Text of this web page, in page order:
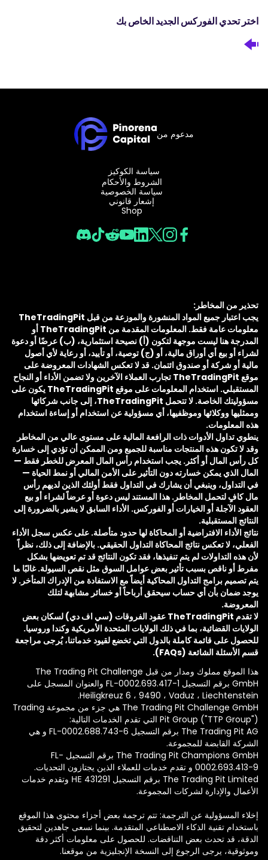
اختر تحدي الفوركس الجديد الخاص بك
مدعوم من
سياسة الكوكيز
الشروط والأحكام
سياسة الخصوصية
إشعار قانوني
Shop
تحذير من المخاطر:
يجب اعتبار جميع المواد المنشورة والموزعة من قبل TheTradingPit
معلومات عامة فقط. المعلومات المقدمة من TheTradingPit أو
المدرجة هنا ليست موجهة لتكون (أ) نصيحة استثمارية، (ب) عرضًا أو دعوة
لشراء أو بيع أي أوراق مالية، أو (ج) توصية، أو تأييد، أو رعاية لأي أصول
مالية أو شركة أو صندوق ائتمان. قد لا تعكس الشهادات المعروضة على
موقع TheTradingPit تجارب العملاء الآخرين ولا تضمن الأداء أو النجاح
المستقبلي. استخدام المعلومات على موقع TheTradingPit يكون على
مسؤوليتك الخاصة. لا تتحمل TheTradingPit، إلى جانب شركائها
وممثليها ووكلائها وموظفيها، أي مسؤولية عن استخدام أو إساءة استخدام
هذه المعلومات.
ينطوي تداول الأدوات ذات الرافعة المالية على مستوى عالي من المخاطر
وقد لا تكون هذه المنتجات مناسبة للجميع ومن الممكن أن تؤدي إلى خسارة
كل رأس المال أو أكثر. يجب استخدام رأس المال المعرض للخطر فقط —
المال الذي يمكن خسارته دون التأثير على الأمن المالي أو نمط الحياة —
في التداول، وينبغي أن يشارك في التداول فقط أولئك الذين لديهم رأس
مال كافٍ لتحمل المخاطر. هذا المستند ليس دعوة أو عرضاً لشراء أو بيع
العقود الآجلة أو الخيارات أو الفوركس. الأداء السابق لا يشير بالضرورة إلى
النتائج المستقبلية.
نتائج الأداء الافتراضية أو المحاكاة لها حدود متأصلة. على عكس سجل الأداء
الفعلي، لا تعكس نتائج المحاكاة التداول الحقيقي. بالإضافة إلى ذلك، نظراً
لأن هذه التداولات لم يتم تنفيذها، فقد تكون النتائج قد تم تعويضها بشكل
مفرط أو ناقص بسبب تأثير بعض عوامل السوق مثل نقص السيولة. غالبًا ما
يتم تصميم برامج التداول المحاكية أيضاً مع الاستفادة من الإدراك المتأخر. لا
يوجد ضمان بأن أي حساب سيحقق أرباحاً أو خسائر مشابهة لتلك
المعروضة.
لا تقدم TheTradingPit عقود الفروقات (سي اف دي) لسكان بعض
الولايات القضائية، بما في ذلك الولايات المتحدة الأمريكية وكندا وروسيا.
للحصول على قائمة كاملة بالدول التي تخضع لقيود خدماتنا، يُرجى مراجعة
قسم الأسئلة الشائعة (FAQs).
هذا الموقع مملوك ومدار من قبل The Trading Pit Challenge
GmbH برقم التسجيل FL-0002.693.417-1 والعنوان المسجل على
Heiligkreuz 6 ، 9490 ، Vaduz ، Liechtenstein.
The Trading Pit Challenge GmbH هي جزء من مجموعة Trading
Pit Group ("TTP Group") التي تقدم الخدمات التالية:
The Trading Pit AG برقم التسجيل FL-0002.688.743-6 و هي
الشركة القابضة للمجموعة.
The Trading Pit Champions GmbH برقم التسجيل FL-
0002.693.413-9 و تقدم خدمات للعملاء الذين يجتازون التحديات.
The Trading Pit Limited برقم التسجيل ΗΕ 431291 وتقدم خدمات
الأعمال والإدارة لشركات المجموعة.
إخلاء المسؤولية عن الترجمة: تتم ترجمة بعض أجزاء محتوى هذا الموقع
باستخدام تقنية الذكاء الاصطناعي المتقدمة. بينما نسعى جاهدين لتحقيق
الدقة، قد تحدث بعض التناقضات. للحصول على معلومات أكثر دقة
وموثوقية، يرجى الرجوع إلى النسخة الإنجليزية من موقعنا.